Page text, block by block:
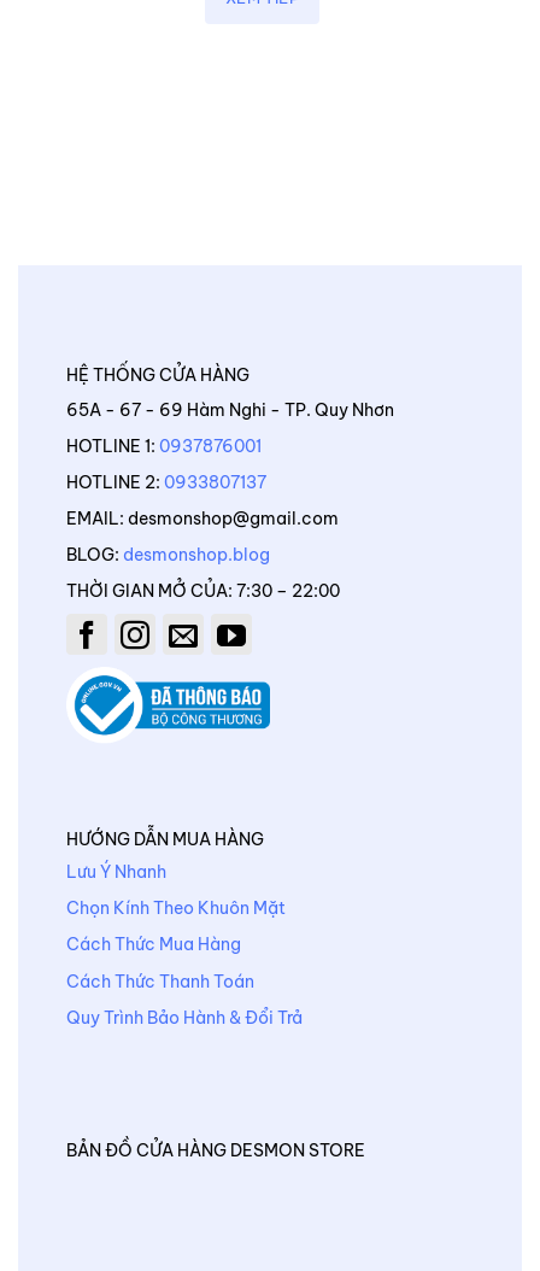
HỆ THỐNG CỬA HÀNG
65A - 67 - 69 Hàm Nghi - TP. Quy Nhơn
HOTLINE 1: 0937876001
HOTLINE 2: 0933807137
EMAIL: desmonshop@gmail.com
BLOG: desmonshop.blog
THỜI GIAN MỞ CỦA: 7:30 – 22:00
HƯỚNG DẪN MUA HÀNG
Lưu Ý Nhanh
Chọn Kính Theo Khuôn Mặt
Cách Thức Mua Hàng
Cách Thức Thanh Toán
Quy Trình Bảo Hành & Đổi Trả
BẢN ĐỒ CỬA HÀNG DESMON STORE